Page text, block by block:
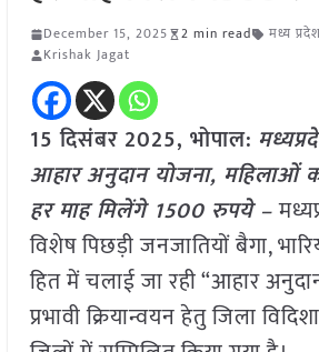
December 15, 2025 2 min read मध्य प्रदेश
Krishak Jagat
15 दिसंबर 2025, भोपाल:
आहार अनुदान योजना, महिलाओं
हर माह मिलेंगे 1500 रुपये –
विशेष पिछड़ी जनजातियों बैगा,
हित में चलाई जा रही “आहार
प्रभावी क्रियान्वयन हेतु जिला